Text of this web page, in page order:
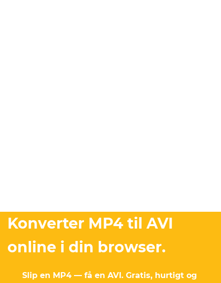
Konverter MP4 til AVI
online i din browser.
Slip en MP4 — få en AVI. Gratis, hurtigt og